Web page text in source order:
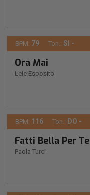
BPM: 79 Ton.: SI -
Ora Mai
Lele Esposito
BPM: 116 Ton.: DO -
Fatti Bella Per Te
Paola Turci